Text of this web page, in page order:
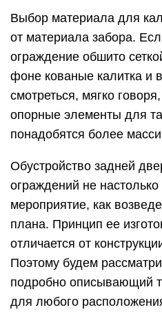
Выбор материала для
от материала забора.
ограждение обшито
фоне кованые калитка и
смотреться, мягко
опорные элементы для
понадобятся более
Обустройство задней
ограждений не настолько
мероприятие, как
плана. Принцип ее
отличается от
Поэтому будем
подробно описывающий
для любого